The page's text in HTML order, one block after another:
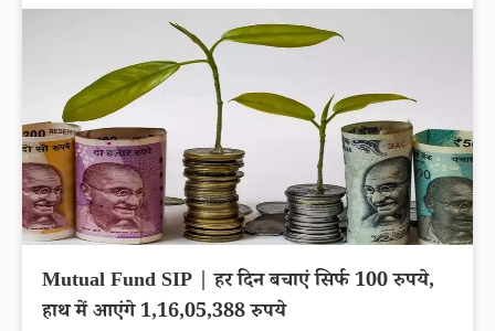
Mutual Fund SIP | हर दिन बचाएं सिर्फ 100 रुपये,
हाथ में आएंगे 1,16,05,388 रुपये